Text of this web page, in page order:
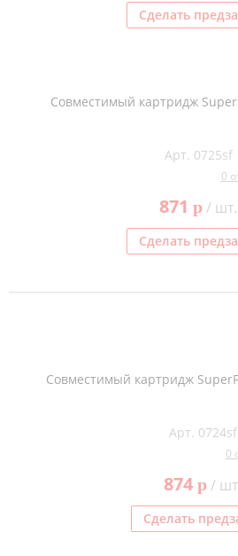
Сделать
Совместимый картридж
Арт. 0725sf
0
871 p/ шт.
Сделать
Совместимый картридж
Арт. 0724sf
0
874 p/
Сделать